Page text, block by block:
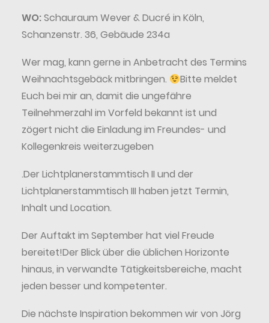
WO:Schauraum Wever & Ducré in Köln,
Schanzenstr. 36, Gebäude 234a
Wer mag, kann gerne in Anbetracht des Termins
Weihnachtsgebäck mitbringen.
Bitte meldet
Euch bei mir an, damit die ungefähre
Teilnehmerzahl im Vorfeld bekannt ist und
zögert nicht die Einladung im Freundes- und
Kollegenkreis weiterzugeben
.Der Lichtplanerstammtisch II und der
Lichtplanerstammtisch III haben jetzt Termin,
Inhalt und Location.
Der Auftakt im September hat viel Freude
bereitet!Der Blick über die üblichen Horizonte
hinaus, in verwandte Tätigkeitsbereiche, macht
jeden besser und kompetenter.
Die nächste Inspiration bekommen wir von Jörg